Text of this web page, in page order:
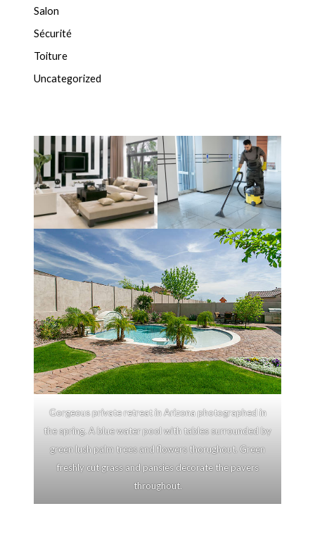
Salon
Sécurité
Toiture
Uncategorized
Gorgeous private retreat in Arizona photographed in
the spring. A blue water pool with tables surrounded by
green lush palm trees and flowers thorughout. Green
freshly cut grass and pansies decorate the pavers
throughout.